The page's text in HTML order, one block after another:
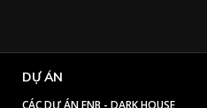
DỰ ÁN
CÁC DỰ ÁN FNB - DARK HOUSE